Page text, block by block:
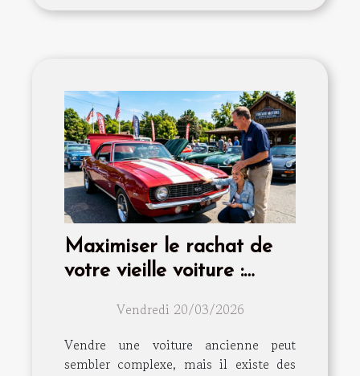
Maximiser le rachat de
votre vieille voiture :
Vendredi 20/03/2026
Vendre une voiture ancienne peut
sembler complexe, mais il existe des